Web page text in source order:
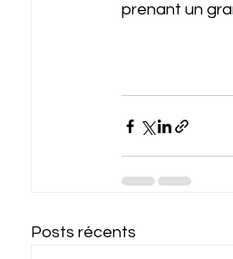
prenant un
Posts récents